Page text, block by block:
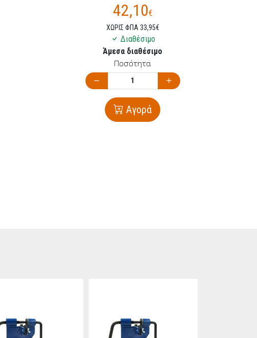
42,10€
ΧΩΡΙΣ ΦΠΑ 33,95€
Διαθέσιμο
Άμεσα διαθέσιμο
Ποσότητα
Αγορά